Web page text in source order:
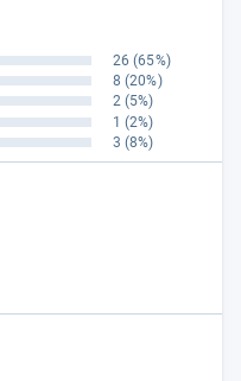
26 (65%)
8 (20%)
2 (5%)
1 (2%)
3 (8%)